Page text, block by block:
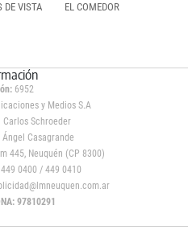
DE VISTA EL COMEDOR
6952
y Medios S.A
Carlos Schroeder
Ángel Casagrande
445, Neuquén (CP 8300)
0400 / 449 0410
97810291